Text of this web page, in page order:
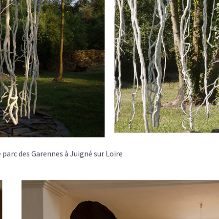
des Garennes à Juigné sur Loire